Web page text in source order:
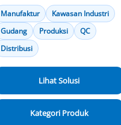
Manufaktur
Kawasan Industri
Gudang
Produksi
QC
Distribusi
Lihat Solusi
Kategori Produk